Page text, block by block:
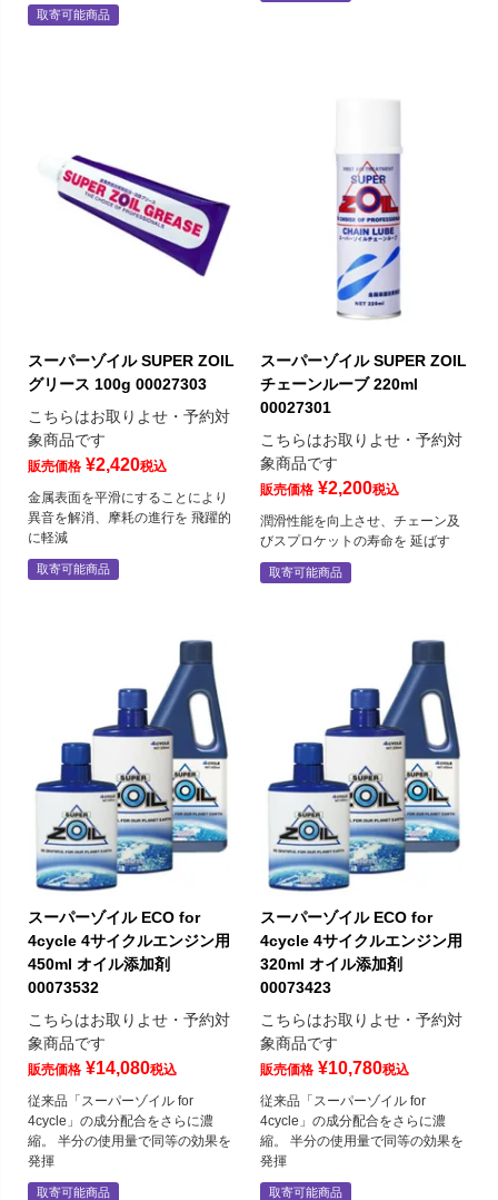
取寄可能商品
スーパーゾイル SUPER ZOIL
グリース 100g 00027303
こちらはお取りよせ・予約対
象商品です
販売価格 ¥2,420税込
金属表面を平滑にすることにより
異音を解消、摩耗の進行を 飛躍的
に軽減
取寄可能商品
スーパーゾイル SUPER ZOIL
チェーンルーブ 220ml
00027301
こちらはお取りよせ・予約対
象商品です
販売価格 ¥2,200税込
潤滑性能を向上させ、チェーン及
びスプロケットの寿命を 延ばす
取寄可能商品
スーパーゾイル ECO for
4cycle 4サイクルエンジン用
450ml オイル添加剤
00073532
こちらはお取りよせ・予約対
象商品です
販売価格 ¥14,080税込
従来品「スーパーゾイル for
4cycle」の成分配合をさらに濃
縮。 半分の使用量で同等の効果を
発揮
取寄可能商品
スーパーゾイル ECO for
4cycle 4サイクルエンジン用
320ml オイル添加剤
00073423
こちらはお取りよせ・予約対
象商品です
販売価格 ¥10,780税込
従来品「スーパーゾイル for
4cycle」の成分配合をさらに濃
縮。 半分の使用量で同等の効果を
発揮
取寄可能商品